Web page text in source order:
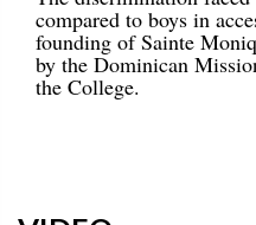
compared to boys in
founding of Sainte
by the Dominican
the College.